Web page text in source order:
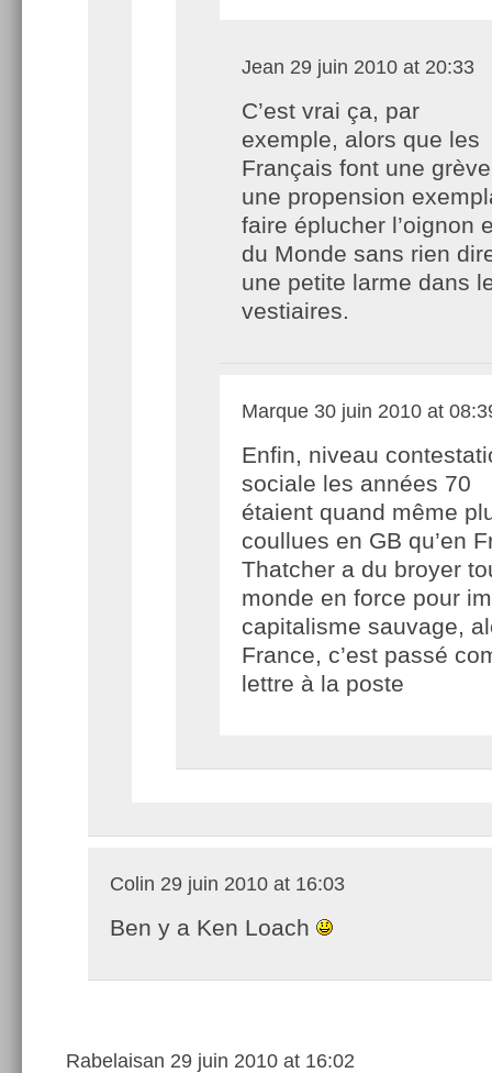
Jean 29 juin 2010 at 20:33
C’est vrai ça, par
exemple, alors que les
Français font une
une propension
faire éplucher l’oignon
du Monde sans rien
une petite larme dans
vestiaires.
Marque 30 juin 2010 at
Enfin, niveau
sociale les années 70
étaient quand même
coullues en GB qu’en
Thatcher a du broyer
monde en force pour
capitalisme sauvage,
France, c’est passé
lettre à la poste
Colin 29 juin 2010 at 16:03
Ben y a Ken Loach
Rabelaisan 29 juin 2010 at 16:02